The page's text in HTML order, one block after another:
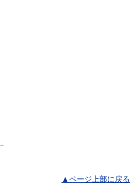
▲ページ上部に戻る